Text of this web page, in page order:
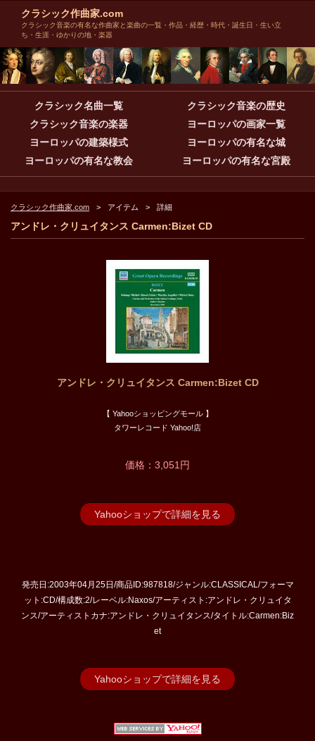
クラシック作曲家.com
クラシック音楽の有名な作曲家と楽曲の一覧・作品・経歴・時代・誕生日・生い立
ち・生涯・ゆかりの地・楽器
クラシック名曲一覧
クラシック音楽の歴史
クラシック音楽の楽器
ヨーロッパの画家一覧
ヨーロッパの建築様式
ヨーロッパの有名な城
ヨーロッパの有名な教会
ヨーロッパの有名な宮殿
クラシック作曲家.com アイテム 詳細
アンドレ・クリュイタンス Carmen:Bizet CD
アンドレ・クリュイタンス Carmen:Bizet CD
【 Yahooショッピングモール 】
タワーレコード Yahoo!店
価格：3,051円
Yahooショップで詳細を見る
発売日:2003年04月25日/商品ID:987818/ジャンル:CLASSICAL/フォーマ
ット:CD/構成数:2/レーベル:Naxos/アーティスト:アンドレ・クリュイタ
ンス/アーティストカナ:アンドレ・クリュイタンス/タイトル:Carmen:Biz
et
Yahooショップで詳細を見る